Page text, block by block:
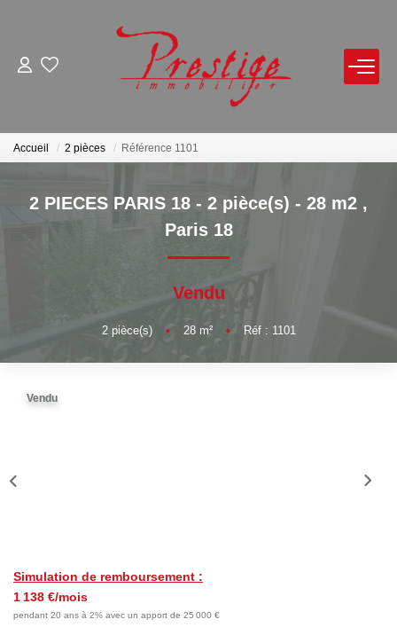
ACHETER
LOUER
VENDRE
Avis De Valeur Sur Rendez-Vous
Biens Vendus
NOTRE AGENCE
Accueil 2 pièces Référence 1101
2 PIECES PARIS 18 - 2 pièce(s) - 28 m2 ,
Paris 18
Vendu
2pièce(s) • 28m² • Réf : 1101
Vendu
Simulation de remboursement :
1 138 €/mois
pendant 20 ans à 2% avec un apport de 25 000 €